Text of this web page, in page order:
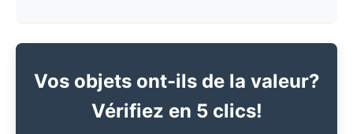
Vos objets ont-ils de la valeur?
Vérifiez en 5 clics!